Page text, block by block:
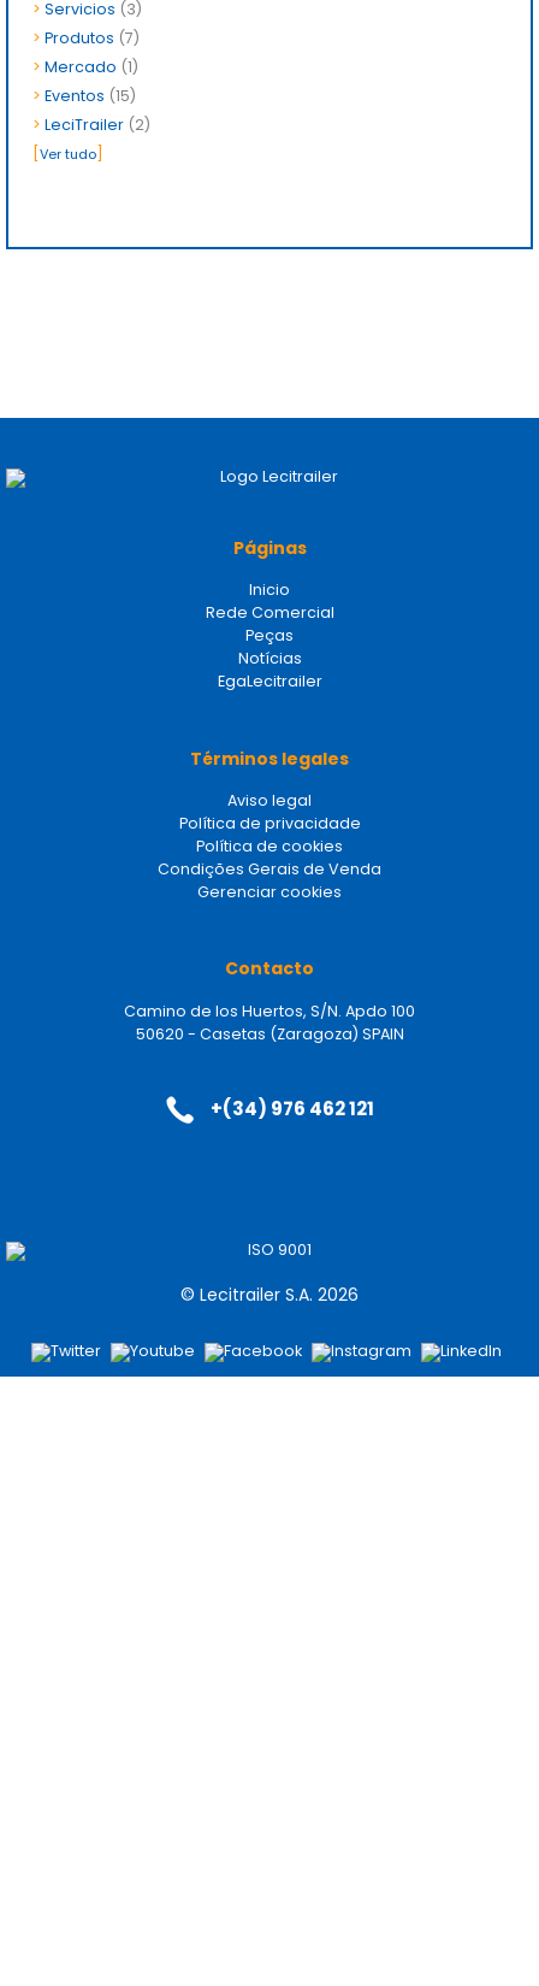
> Servicios (3)
> Produtos (7)
> Mercado (1)
> Eventos (15)
> LeciTrailer (2)
Ver tudo
Páginas
Inicio
Rede Comercial
Peças
Notícias
EgaLecitrailer
Términos legales
Aviso legal
Política de privacidade
Política de cookies
Condições Gerais de Venda
Gerenciar cookies
Contacto
Camino de los Huertos, S/N. Apdo 100
50620 - Casetas (Zaragoza) SPAIN
+(34) 976 462 121
© Lecitrailer S.A. 2026